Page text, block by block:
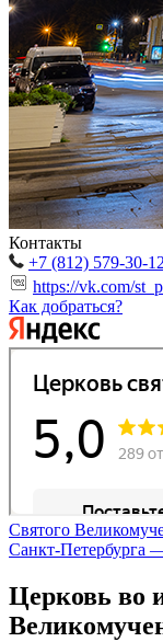
Контакты
+7 (812) 579-30-12
https://vk.com/
Как добраться?
Святого
Санкт‑Петербурга
Церковь во